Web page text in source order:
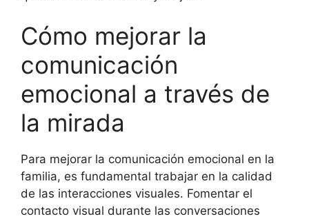
Cómo mejorar la
comunicación
emocional a través de
la mirada
Para mejorar la comunicación emocional en la
familia, es fundamental trabajar en la calidad
de las interacciones visuales. Fomentar el
contacto visual durante las conversaciones